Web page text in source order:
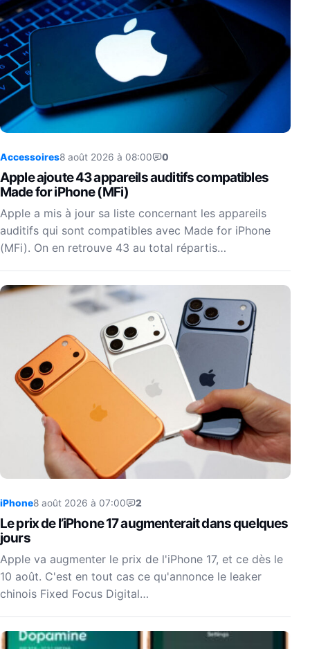
Accessoires8 août 2026 à 08:00 0
Apple ajoute 43 appareils auditifs compatibles
Made for iPhone (MFi)
Apple a mis à jour sa liste concernant les appareils
auditifs qui sont compatibles avec Made for iPhone
(MFi). On en retrouve 43 au total répartis…
iPhone8 août 2026 à 07:00 2
Le prix de l’iPhone 17 augmenterait dans quelques
jours
Apple va augmenter le prix de l'iPhone 17, et ce dès le
10 août. C'est en tout cas ce qu'annonce le leaker
chinois Fixed Focus Digital…